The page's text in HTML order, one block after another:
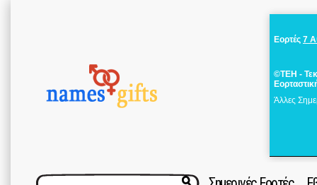
Εορτές 7
©ΤΕΗ -
Άλλες